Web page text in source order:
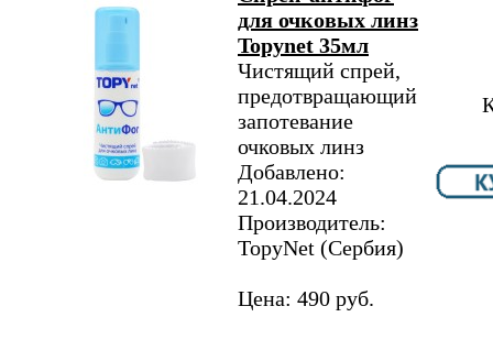
для очковых линз
Topynet 35мл
Чистящий спрей,
предотвращающий
запотевание
очковых линз
Добавлено:
21.04.2024
Производитель:
TopyNet​ (Сербия)
Цена: 490 руб.